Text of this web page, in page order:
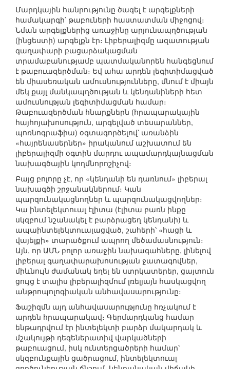
Մարդկային հանրությունը ծագել է արգելքների
համակարգի՝ թաբուների հաստատման միջոցով։
Նման արգելքներից առաջինը արյունապղծության
(ինցեստի) արգելքն էր։ Լիբերալիզմը ազատության
գաղափարի բացարձակացման
տրամաբանությամբ պատմականորեն հանգեցնում
է թաբուազերծման։ Եվ ահա արդեն լեգիտիմացված
են միասեռական ամուսնությունները, մնում է միայն
մեկ քայլ մանկապղծության և կենդանիների հետ
ամուսնության լեգիտիմացման համար։
Թաբուազերծման հնարքներն (հրապարակային
հայհոյախոսություն, արգելված տեսարաններ,
պոռնոգրաֆիա) օգտագործելով՝ առանձին
«հայրենասերներ» իրականում աշխատում են
լիբերալիզմի օգտին մարդու ապամարդկայնացման
նախագծային կողմնորոշիչով։
Բայց բոլորը չէ, որ «կենդանի են դառնում» լիբերալ
նախագծի շրջանակներում։ Կան
պարզունակացնողներ և պարզունակացվողներ։
Կա ինտելեկտուալ էլիտա (էլիտա բառն ինքը
սկզբում նշանակել է բարձրացեղ կենդանի) և
ապաինտելեկտուալացված, շահերի՝ «հացի և
վայելքի» տարածքում ապրող մեծամասնություն։
Այն, որ ԱՄՆ բոլոր առաջին նախագահները, լինելով
լիբերալ գաղափարախոսության ջատագովներ,
միևնույն ժամանակ եղել են ստրկատերեր, ցայտուն
ցույց է տալիս լիբերալիզմում լռելյայն հասկացվող
անթրոպոլոգիական անհավասարությունը։
Ֆաշիզմն այդ անհավասարությունը հռչակում է
արդեն հրապարակավ։ Գերմարդկանց համար
ենթադրվում էր ինտելեկտի բարձր մակարդակ և
մշակույթի դեգեներատիվ վարկածների
թաբուացում, իսկ ունտերցածրերի համար՝
սկզբունքային ցածրացում, ինտելեկտուալ